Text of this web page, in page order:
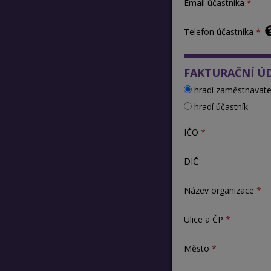
Email účastníka
Telefon účastníka
FAKTURAČNÍ
hradí
hradí účastník
IČO
DIČ
Název organizace
Ulice a ČP
Město